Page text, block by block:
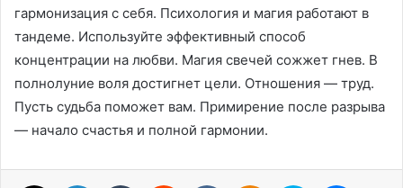
гармонизация с себя. Психология и магия работают в
тандеме. Используйте эффективный способ
концентрации на любви. Магия свечей сожжет гнев. В
полнолуние воля достигнет цели. Отношения — труд.
Пусть судьба поможет вам. Примирение после разрыва
— начало счастья и полной гармонии.